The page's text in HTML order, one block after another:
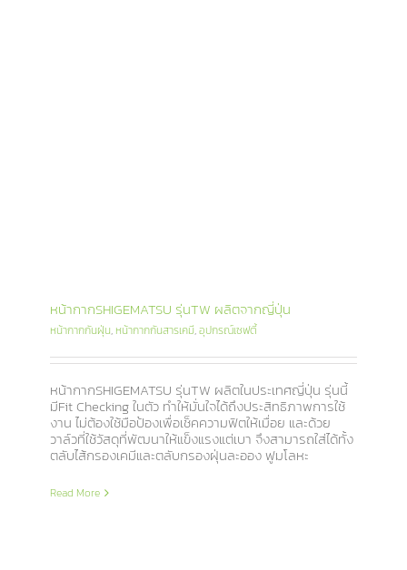
หน้ากากSHIGEMATSU รุ่นTW ผลิตจากญี่ปุ่น
หน้ากากกันฝุ่น, หน้ากากกันสารเคมี,อุปกรณ์เซฟตี้
หน้ากากSHIGEMATSU รุ่นTW ผลิตในประเทศญี่ปุ่น รุ่นนี้
มีFit Checking ในตัว ทำให้มั่นใจได้ถึงประสิทธิภาพการใช้
งาน ไม่ต้องใช้มือป้องเพื่อเช็คความฟิตให้เมื่อย และด้วย
วาล์วที่ใช้วัสดุที่พัฒนาให้แข็งแรงแต่เบา จึงสามารถใส่ได้ทั้ง
ตลับไส้กรองเคมีและตลับกรองฝุ่นละออง ฟูมโลหะ
Read More